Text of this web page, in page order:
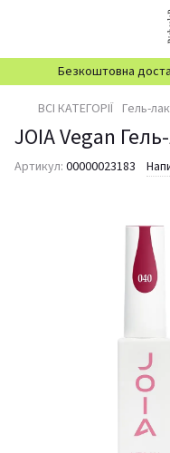
Безкоштовна
ВСІ КАТЕГОРІЇ Гель-
JOIA Vegan
Артикул: 00000023183